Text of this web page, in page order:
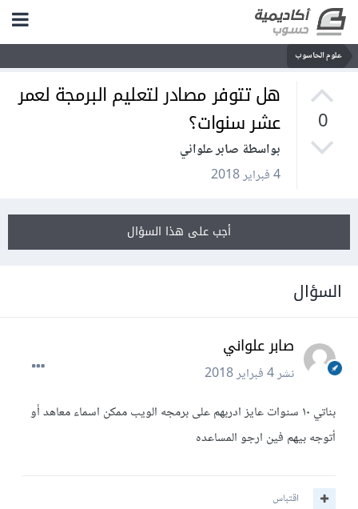
علوم الحاسوب
0
هل تتوفر مصادر لتعليم البرمجة لعمر
عشر سنوات؟
بواسطة صابر علواني
4 فبراير 2018
أجب على هذا السؤال
السؤال
صابر علواني
نشر4 فبراير 2018
بناتي ١٠ سنوات عايز ادربهم على برمجه الويب ممكن اسماء معاهد أو
أتوجه بيهم فين ارجو المساعده
اقتباس